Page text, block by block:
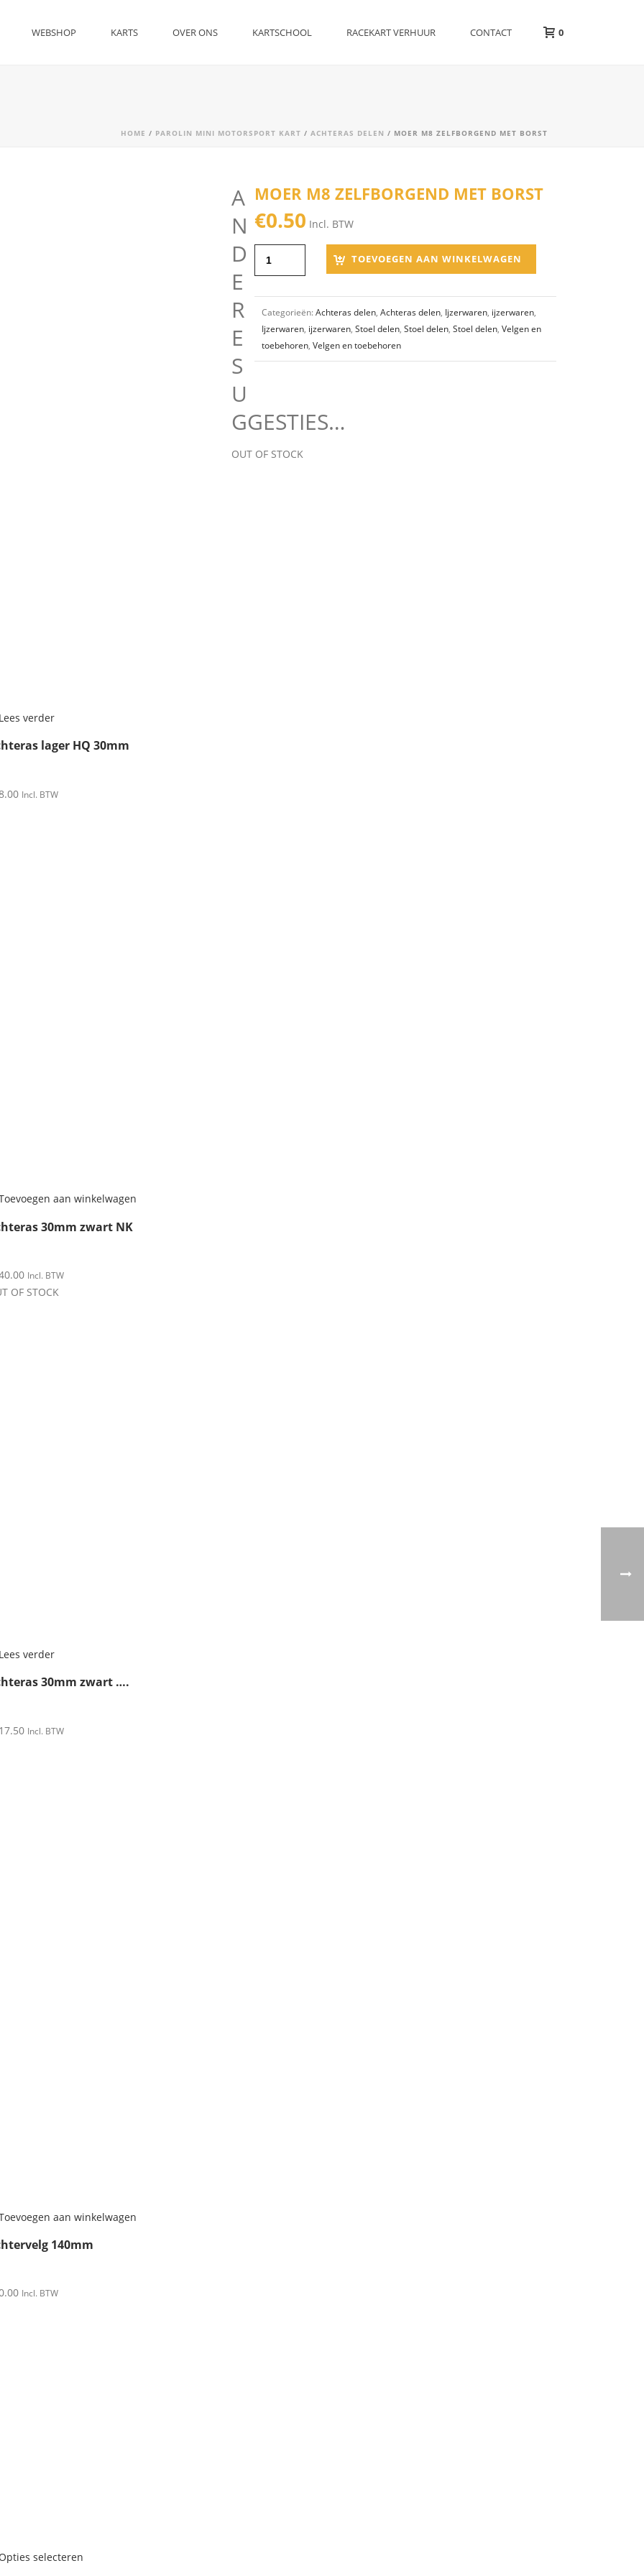
WEBSHOP KARTS OVER ONS KARTSCHOOL RACEKART VERHUUR CONTACT 0
HOME / PAROLIN MINI MOTORSPORT KART / ACHTERAS DELEN / MOER M8 ZELFBORGEND MET BORST
MOER M8 ZELFBORGEND MET BORST
€0.50 Incl. BTW
TOEVOEGEN AAN WINKELWAGEN
Categorieën:Achteras delen,Achteras delen, Ijzerwaren, ijzerwaren,
Ijzerwaren, ijzerwaren,Stoel delen,Stoel delen,Stoel delen,Velgen en
toebehoren,Velgen en toebehoren
A
N
D
E
R
E
S
U
GGESTIES…
OUT OF STOCK
verder
lager HQ 30mm
Incl. BTW
aan winkelwagen
30mm zwart NK
Incl. BTW
OF STOCK
verder
30mm zwart ….
Incl. BTW
aan winkelwagen
140mm
Incl. BTW
selecteren